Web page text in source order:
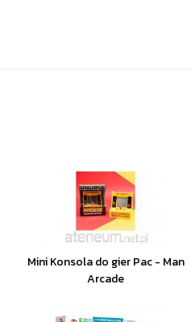
Mini Konsola do gier Pac - Man
Arcade